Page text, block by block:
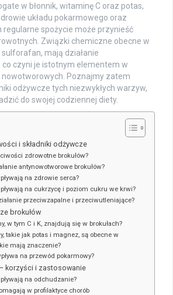
w błonnik, witaminę C oraz potas,
układu pokarmowego oraz
regularne spożycie może przynieść
Związki chemiczne obecne w
sulforafan, mają działanie
czyni je istotnym elementem w
Poznajmy zatem
odżywcze tych niezwykłych warzyw,
do swojej codziennej diety.
i składniki odżywcze
zdrowotne brokułów?
antynowotworowe brokułów?
na zdrowie serca?
na cukrzycę i poziom cukru we krwi?
przeciwzapalne i przeciwutleniające?
brokułów
w tym C i K, znajdują się w brokułach?
takie jak potas i magnez, są obecne w
mają znaczenie?
na przewód pokarmowy?
korzyści i zastosowanie
na odchudzanie?
w profilaktyce chorób